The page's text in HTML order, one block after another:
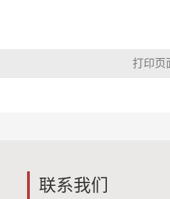
打印页
联系我们